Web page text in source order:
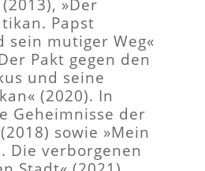
»Der
Papst
sein mutiger Weg«
Pakt gegen den
und seine
(2020). In
Geheimnisse der
sowie »Mein
Die verborgenen